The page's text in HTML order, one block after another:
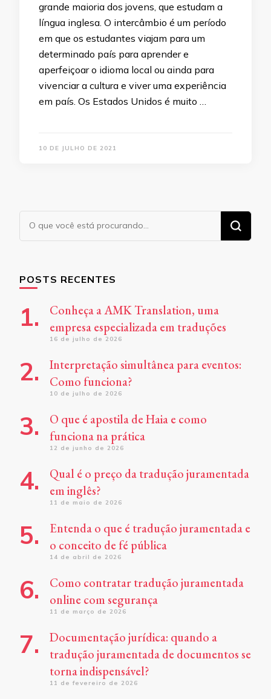
grande maioria dos jovens, que estudam a
língua inglesa. O intercâmbio é um período
em que os estudantes viajam para um
determinado país para aprender e
aperfeiçoar o idioma local ou ainda para
vivenciar a cultura e viver uma experiência
em país. Os Estados Unidos é muito …
10 DE JULHO DE 2021
Procurando
algo?
POSTS RECENTES
Conheça a AMK Translation, uma
empresa especializada em traduções
16 de julho de 2026
Interpretação simultânea para eventos:
Como funciona?
10 de julho de 2026
O que é apostila de Haia e como
funciona na prática
12 de junho de 2026
Qual é o preço da tradução juramentada
em inglês?
11 de maio de 2026
Entenda o que é tradução juramentada e
o conceito de fé pública
14 de abril de 2026
Como contratar tradução juramentada
online com segurança
11 de março de 2026
Documentação jurídica: quando a
tradução juramentada de documentos se
torna indispensável?
11 de fevereiro de 2026